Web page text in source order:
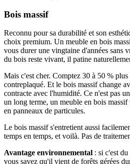
Bois massif
Reconnu pour sa durabilité et son
choix premium. Un meuble en bois
vous durer une vingtaine d'années sans
du bois reste vivant, il patine
Mais c'est cher. Comptez 30 à 50 %
contreplaqué. Et le bois massif change
contracte avec l'humidité. Ce n'est pas
un long terme, un meuble en bois
en panneaux de particules.
Le bois massif s'entretient aussi
temps en temps, et voilà. Pas de
Avantage environnemental : si c'est
vous savez qu'il vient de forêts gérées